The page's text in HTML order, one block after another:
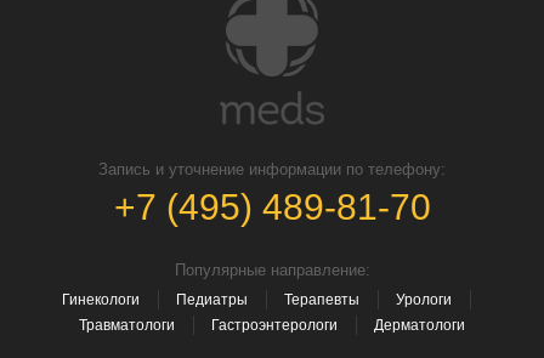
Запись и уточнение информации по телефону:
+7 (495) 489-81-70
Популярные направление:
Гинекологи Педиатры Терапевты
Урологи
Травматологи
Гастроэнтерологи Дерматологи